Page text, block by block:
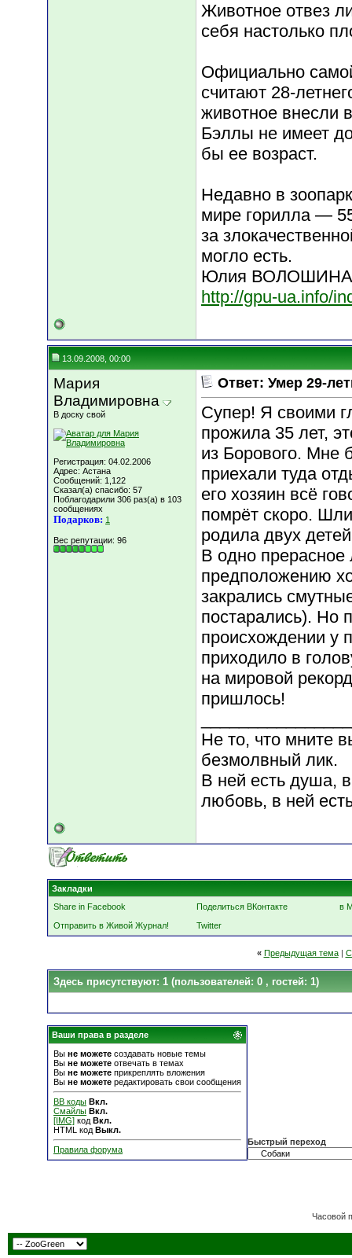
Животное отвез
себя настолько
Официально
считают 28-
животное внесли
Бэллы не имеет
бы ее возраст.
Недавно в
мире горилла —
за
могло есть.
Юлия ВОЛОШИНА
http://gpu-ua.info/
13.09.2008, 00:00
Мария
Владимировна
В доску свой
Регистрация: 04.02.2006
Адрес: Астана
Сообщений: 1,122
Сказал(а) спасибо: 57
Поблагодарили 306 раз(а) в 103
сообщениях
Подарков: 1
Вес репутации: 96
Ответ: Умер 29-
Супер! Я своими
прожила 35 лет,
из Борового. Мне
приехали туда
его хозяин всё
помрёт скоро.
родила двух
В одно прерасное
предположению
закрались
постарались). Но
происхождении у
приходило в
на мировой
пришлось!
Не то, что мните
безмолвный лик.
В ней есть душа,
любовь, в ней
Закладки
Share in Facebook
Поделиться ВКонтакте
в
Отправить в Живой Журнал!
Twitter
« Предыдущая тема|
Здесь присутствуют: 1 (пользователей: 0 , гостей: 1)
Ваши права в разделе
Вы не можете создавать новые темы
Вы не можете отвечать в темах
Вы не можете прикреплять вложения
Вы не можете редактировать свои сообщения
BB коды Вкл.
Смайлы Вкл.
[IMG] код Вкл.
HTML код Выкл.
Правила форума
Быстрый переход
Часовой